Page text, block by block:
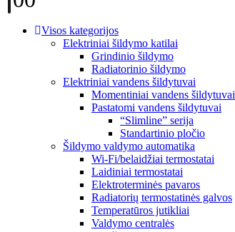
Visos kategorijos
Elektriniai šildymo katilai
Grindinio šildymo
Radiatorinio šildymo
Elektriniai vandens šildytuvai
Momentiniai vandens šildytuvai
Pastatomi vandens šildytuvai
“Slimline” serija
Standartinio pločio
Šildymo valdymo automatika
Wi-Fi/belaidžiai termostatai
Laidiniai termostatai
Elektroterminės pavaros
Radiatorių termostatinės galvos
Temperatūros jutikliai
Valdymo centralės